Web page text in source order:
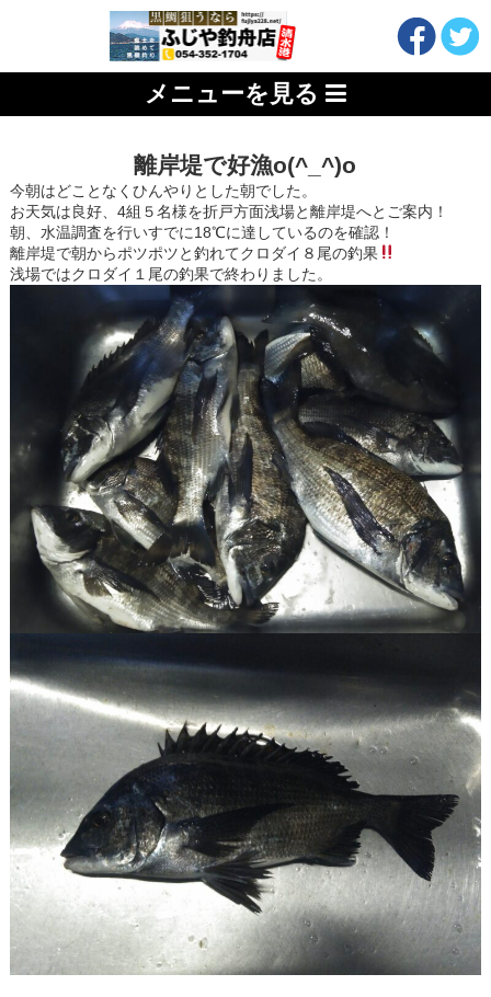
メニューを見る
離岸堤で好漁o(^_^)o
今朝はどことなくひんやりとした朝でした。
お天気は良好、4組５名様を折戸方面浅場と離岸堤へとご案内！
朝、水温調査を行いすでに18℃に達しているのを確認！
離岸堤で朝からポツポツと釣れてクロダイ８尾の釣果
浅場ではクロダイ１尾の釣果で終わりました。